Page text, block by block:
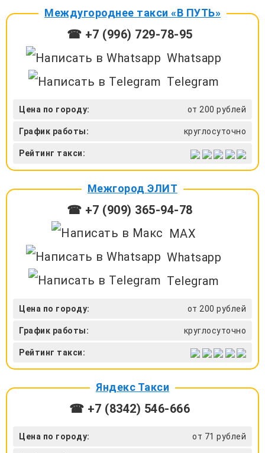
Междугороднее такси «В ПУТЬ»
☎ +7 (996) 729-78-95
Whatsapp
Telegram
Цена по городу: от 200 рублей
График работы: круглосуточно
Рейтинг такси:
Межгород ЭЛИТ
☎ +7 (909) 365-94-78
MAX
Whatsapp
Telegram
Цена по городу: от 200 рублей
График работы: круглосуточно
Рейтинг такси:
Яндекс Такси
☎ +7 (8342) 546-666
Цена по городу: от 71 рублей